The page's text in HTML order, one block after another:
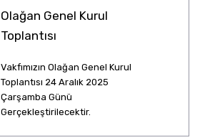
Olağan Genel Kurul
Toplantısı
Vakfımızın Olağan Genel Kurul
Toplantısı 24 Aralık 2025
Çarşamba Günü
Gerçekleştirilecektir.